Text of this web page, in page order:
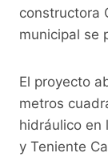
constructora
municipal se
El proyecto
metros
hidráulico en
y Teniente